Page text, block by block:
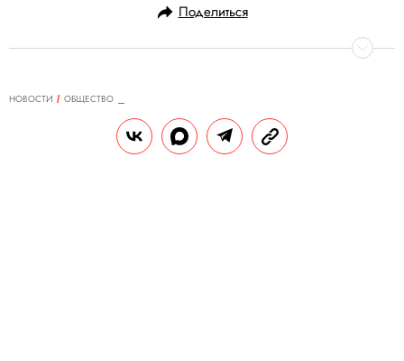
Поделиться
НОВОСТИ
ОБЩЕСТВО
У врачей, лечивших зараженных